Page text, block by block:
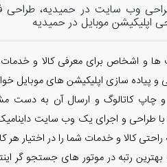
وب سایت در حمیدیه، طراحی
اپلیکیشن موبایل در حمیدیه
ها و اشخاص برای معرفی کالا و
سازی اپلیکیشن های موبایل
چاپ کاتالوگ و ارسال آن به دست
با طراحی و اجرای یک وب سایت
کالا و خدمات شما را در اختیار هر
رتبه در موتور های جستجو گر